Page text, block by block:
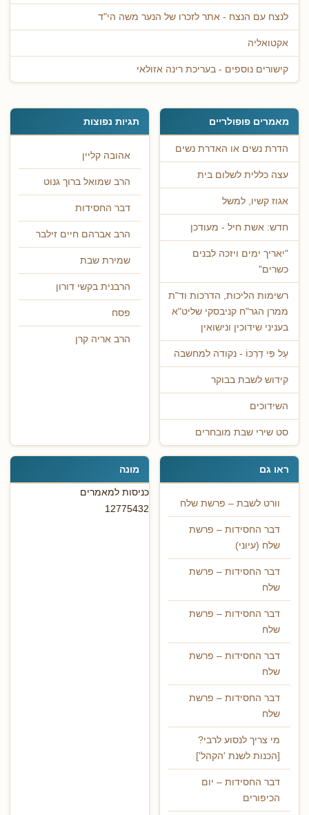
לנצח עם הנצח - אתר לזכרו של הנער משה הי"ד
אקטואליה
קישורים נוספים - בעריכת רינה אזולאי
מאמרים פופולריים
הדרת נשים או האדרת נשים
עצה כללית לשלום בית
אגוז קשיו, למשל
חדש: אשת חיל - מעודכן
"יאריך ימים ויזכה לבנים
כשרים"
רשימות הליכות, הדרכות וד"ת
ממרן הגר"ח קניבסקי שליט"א
בעניני שידוכין ונישואין
עַל פִּי דַרְכּוֹ - נקודה למחשבה
קידוש לשבת בבוקר
השידוכים
סט שירי שבת מובחרים
תגיות נפוצות
אהובה קליין
הרב שמואל ברוך גנוט
דבר החסידות
הרב אברהם חיים זילבר
שמירת שבת
הרבנית בקשי דורון
פסח
הרב אריה קרן
ראו גם
וורט לשבת – פרשת שלח
דבר החסידות – פרשת
שלח (עיוני)
דבר החסידות – פרשת
שלח
דבר החסידות – פרשת
שלח
דבר החסידות – פרשת
שלח
דבר החסידות – פרשת
שלח
מי צריך לנסוע לרבי?
[הכנות לשנת 'הקהל']
דבר החסידות – יום
הכיפורים
מונה
כניסות למאמרים
12775432